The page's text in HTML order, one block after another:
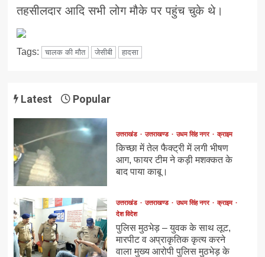
तहसीलदार आदि सभी लोग मौके पर पहुंच चुके थे।
Tags: चालक की मौत जेसीबी हादसा
Latest Popular
उत्तराखंड उत्तराखण्ड उधम सिंह नगर क्राइम
किच्छा में तेल फैक्ट्री में लगी भीषण
आग, फायर टीम ने कड़ी मशक्कत के
बाद पाया काबू।
उत्तराखंड उत्तराखण्ड उधम सिंह नगर
क्राइम
देश विदेश
पुलिस मुठभेड़ – युवक के साथ लूट,
मारपीट व अप्राकृतिक कृत्य करने
वाला मुख्य आरोपी पुलिस मुठभेड़ के